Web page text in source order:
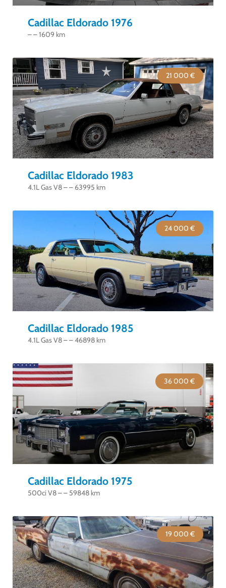
Cadillac Eldorado 1976
– – 1609 km
21 000 €
Cadillac Eldorado 1983
4.1L Gas V8 – – 63995 km
24 000 €
Cadillac Eldorado 1985
4.1L Gas V8 – – 46898 km
36 000 €
Cadillac Eldorado 1975
500ci V8 – – 59848 km
19 000 €